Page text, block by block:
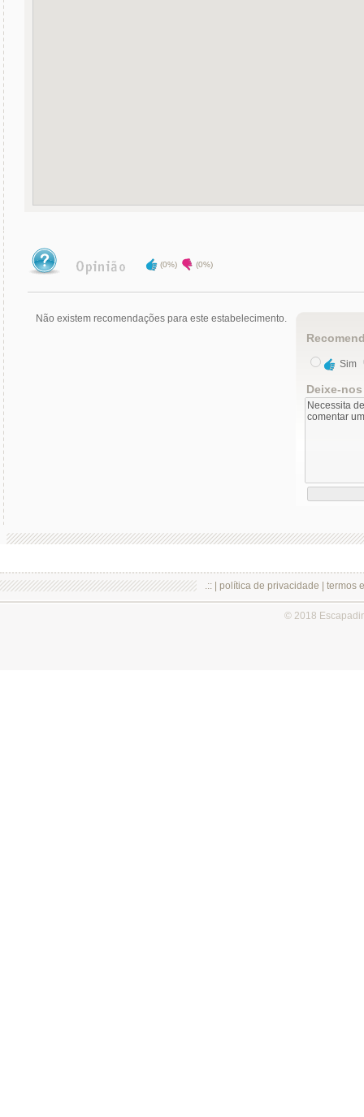
(0%) (0%)
Não existem recomendações para este estabelecimento.
Sim
Deixe-
.:: | política de privacidade termos
© 2018